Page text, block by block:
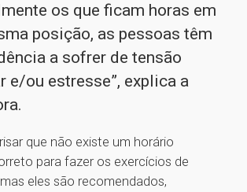
os que ficam horas em
posição, as pessoas têm
a sofrer de tensão
e/ou estresse”, explica a
que não existe um horário
para fazer os exercícios de
eles são recomendados,